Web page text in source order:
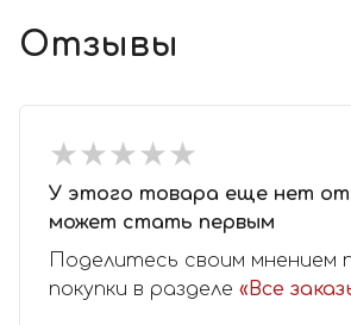
Отзывы
★★★★★
★★★★★
У этого товара еще нет
может стать первым
Поделитесь своим мнением
покупки в разделе «Все